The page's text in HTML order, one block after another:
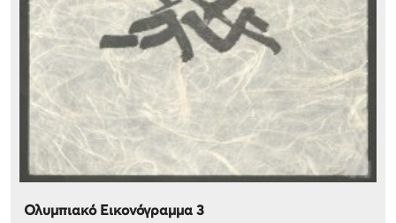
Ολυμπιακό Εικονόγραμμα 3